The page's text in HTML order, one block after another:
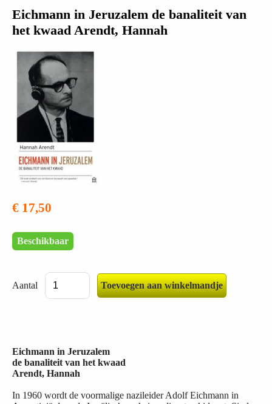
Eichmann in Jeruzalem de banaliteit van
het kwaad Arendt, Hannah
€ 17,50
Beschikbaar
Aantal
Eichmann in Jeruzalem
de banaliteit van het kwaad
Arendt, Hannah
In 1960 wordt de voormalige nazileider Adolf Eichmann in